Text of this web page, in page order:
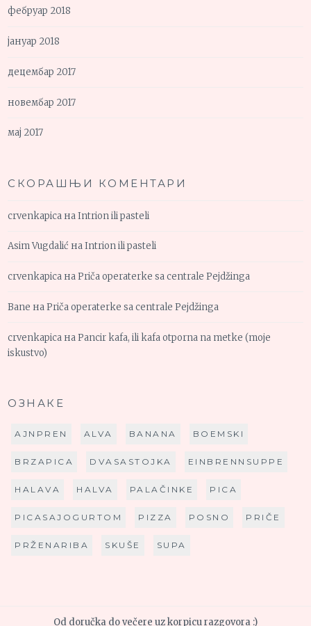
фебруар 2018
јануар 2018
децембар 2017
новембар 2017
мај 2017
СКОРАШЊИ КОМЕНТАРИ
crvenkapica наIntrion ili pasteli
Asim Vugdalić наIntrion ili pasteli
crvenkapica наPriča operaterke sa centrale Pejdžinga
Bane наPriča operaterke sa centrale Pejdžinga
crvenkapica наPancir kafa, ili kafa otporna na metke (moje
iskustvo)
ОЗНАКЕ
AJNPREN ALVA BANANA BOEMSKI
BRZAPICA DVASASTOJKA EINBRENNSUPPE
HALAVA HALVA PALAČINKE PICA
PICASAJOGURTOM PIZZA POSNO PRIČE
PRŽENARIBA SKUŠE SUPA
Od doručka do večere uz korpicu razgovora :)